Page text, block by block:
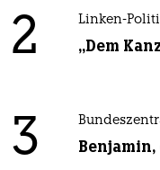
2 Linken-
„Dem
3